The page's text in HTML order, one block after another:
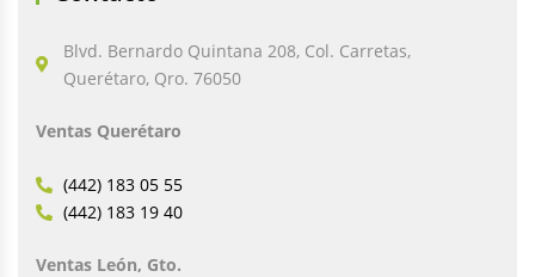
Blvd. Bernardo Quintana 208, Col. Carretas,
Querétaro, Qro. 76050
Ventas Querétaro
(442) 183 05 55
(442) 183 19 40
Ventas León, Gto.